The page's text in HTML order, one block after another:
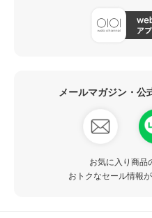
メールマガジン・公
お気に入り商品
おトクなセール情報